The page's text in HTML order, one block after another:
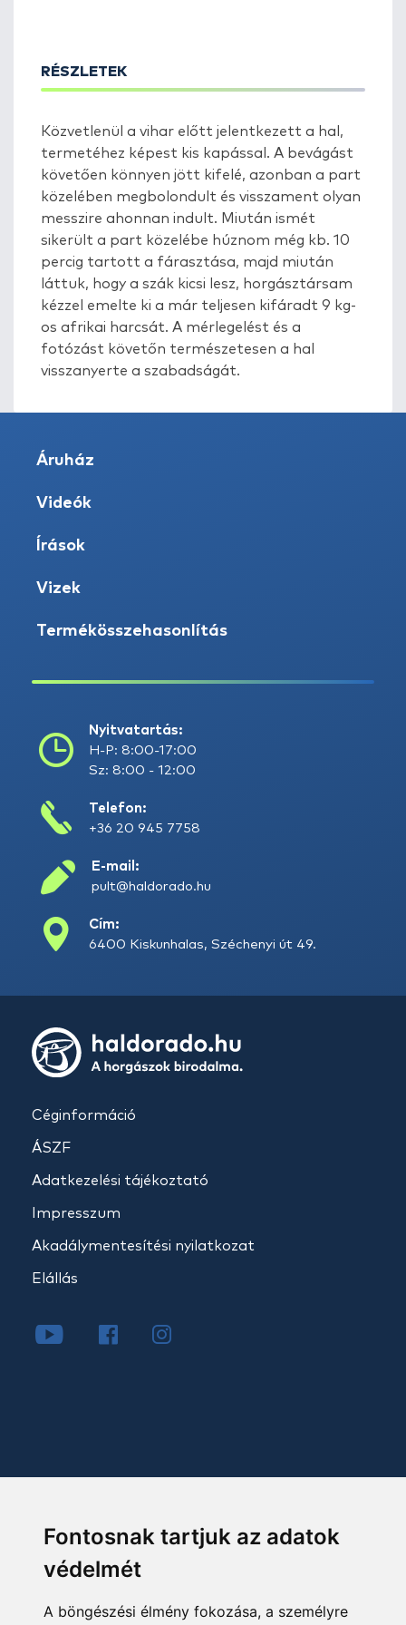
Fontosnak tartjuk az adatok
védelmét
A böngészési élmény fokozása, a személyre
RÉSZLETEK
Közvetlenül a vihar előtt jelentkezett a hal,
termetéhez képest kis kapással. A bevágást
követően könnyen jött kifelé, azonban a part
közelében megbolondult és visszament olyan
messzire ahonnan indult. Miután ismét
sikerült a part közelébe húznom még kb. 10
percig tartott a fárasztása, majd miután
láttuk, hogy a szák kicsi lesz, horgásztársam
kézzel emelte ki a már teljesen kifáradt 9 kg-
os afrikai harcsát. A mérlegelést és a
fotózást követőn természetesen a hal
visszanyerte a szabadságát.
Áruház
Videók
Írások
Vizek
Termékösszehasonlítás
Nyitvatartás:
H-P: 8:00-17:00
Sz: 8:00 - 12:00
Telefon:
+36 20 945 7758
E-mail:
pult@haldorado.hu
Cím:
6400 Kiskunhalas, Széchenyi út 49.
Céginformáció
ÁSZF
Adatkezelési tájékoztató
Impresszum
Akadálymentesítési nyilatkozat
Elállás